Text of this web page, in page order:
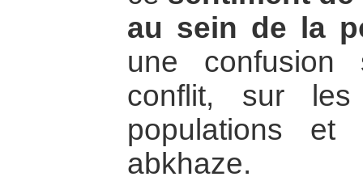
au sein de la
une
conflit, sur les
populations et
abkhaze.